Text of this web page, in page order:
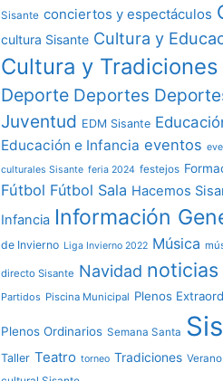
Sisante conciertos y espectáculos
cultura Sisante Cultura y
Cultura y Tradiciones
Deporte Deportes
Juventud EDM Sisante
Educación e Infancia eventos
culturales Sisante feria 2024 festejos
Fútbol Fútbol Sala Hacemos
Infancia Información
de Invierno Liga Invierno 2022 Música
directo Sisante Navidad noticias
Partidos Piscina Municipal Plenos
Plenos Ordinarios Semana Santa
Taller Teatro torneo Tradiciones Verano